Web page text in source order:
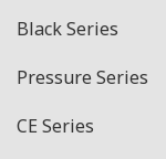
Black Series
Pressure Series
CE Series